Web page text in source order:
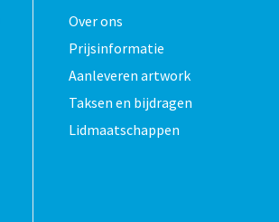
Over ons
Prijsinformatie
Aanleveren artwork
Taksen en bijdragen
Lidmaatschappen